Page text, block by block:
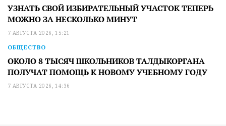
УЗНАТЬ СВОЙ ИЗБИРАТЕЛЬНЫЙ УЧАСТОК ТЕПЕРЬ
МОЖНО ЗА НЕСКОЛЬКО МИНУТ
7 АВГУСТА 2026, 15:21
ОБЩЕСТВО
ОКОЛО 8 ТЫСЯЧ ШКОЛЬНИКОВ ТАЛДЫКОРГАНА
ПОЛУЧАТ ПОМОЩЬ К НОВОМУ УЧЕБНОМУ ГОДУ
7 АВГУСТА 2026, 14:36